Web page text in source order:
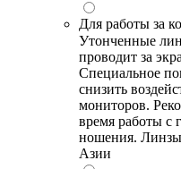
Для работы за
Утонченные
проводит за
Специальное
снизить
мониторов.
время работы с
ношения.
Азии